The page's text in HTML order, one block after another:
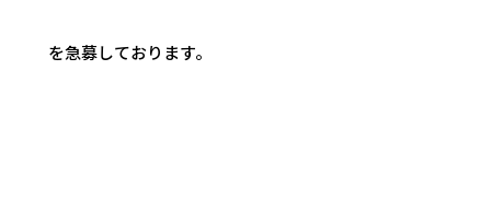
を急募しております。